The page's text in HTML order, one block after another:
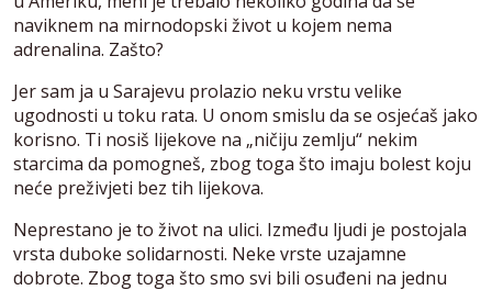
naviknem na mirnodopski život u kojem nema
adrenalina. Zašto?
Jer sam ja u Sarajevu prolazio neku vrstu velike
ugodnosti u toku rata. U onom smislu da se osjećaš jako
korisno. Ti nosiš lijekove na „ničiju zemlju“ nekim
starcima da pomogneš, zbog toga što imaju bolest koju
neće preživjeti bez tih lijekova.
Neprestano je to život na ulici. Između ljudi je postojala
vrsta duboke solidarnosti. Neke vrste uzajamne
dobrote. Zbog toga što smo svi bili osuđeni na jednu